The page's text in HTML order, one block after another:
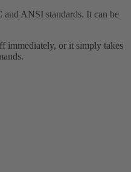
ANSI standards. It can be
immediately, or it simply takes